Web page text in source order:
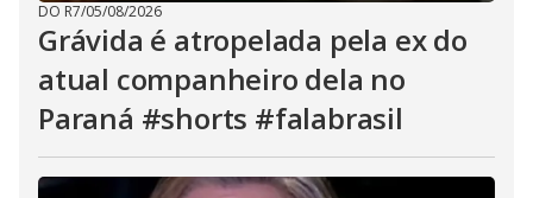
DO R7/05/08/2026
Grávida é atropelada pela ex do
atual companheiro dela no
Paraná #shorts #falabrasil